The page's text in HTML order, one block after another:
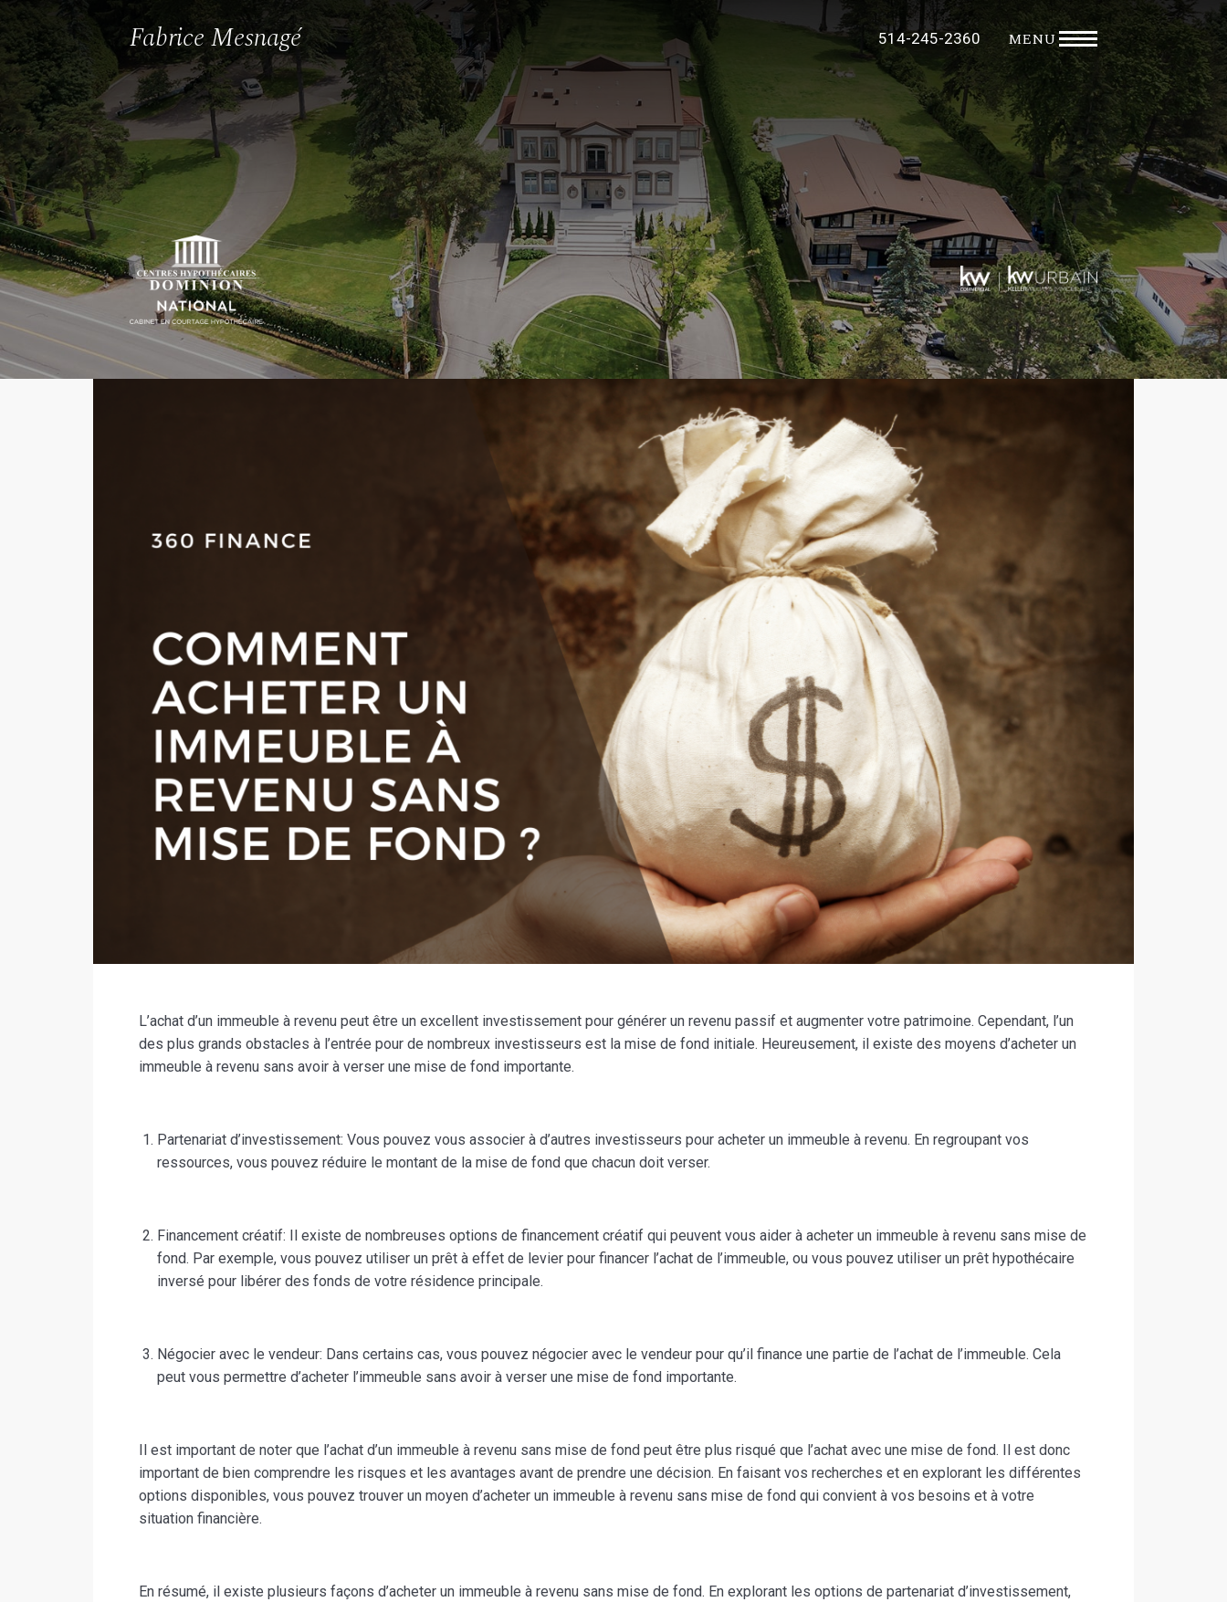
Fabrice Mesnagé 514-245-2360 MENU
L’achat d’un immeuble à revenu peut être un excellent investissement pour générer un revenu passif et augmenter votre patrimoine. Cependant, l’un
des plus grands obstacles à l’entrée pour de nombreux investisseurs est la mise de fond initiale. Heureusement, il existe des moyens d’acheter un
immeuble à revenu sans avoir à verser une mise de fond importante.
Partenariat d’investissement: Vous pouvez vous associer à d’autres investisseurs pour acheter un immeuble à revenu. En regroupant vos
ressources, vous pouvez réduire le montant de la mise de fond que chacun doit verser.
Financement créatif: Il existe de nombreuses options de financement créatif qui peuvent vous aider à acheter un immeuble à revenu sans mise de
fond. Par exemple, vous pouvez utiliser un prêt à effet de levier pour financer l’achat de l’immeuble, ou vous pouvez utiliser un prêt hypothécaire
inversé pour libérer des fonds de votre résidence principale.
Négocier avec le vendeur: Dans certains cas, vous pouvez négocier avec le vendeur pour qu’il finance une partie de l’achat de l’immeuble. Cela
peut vous permettre d’acheter l’immeuble sans avoir à verser une mise de fond importante.
Il est important de noter que l’achat d’un immeuble à revenu sans mise de fond peut être plus risqué que l’achat avec une mise de fond. Il est donc
important de bien comprendre les risques et les avantages avant de prendre une décision. En faisant vos recherches et en explorant les différentes
options disponibles, vous pouvez trouver un moyen d’acheter un immeuble à revenu sans mise de fond qui convient à vos besoins et à votre
situation financière.
En résumé, il existe plusieurs façons d’acheter un immeuble à revenu sans mise de fond. En explorant les options de partenariat d’investissement,